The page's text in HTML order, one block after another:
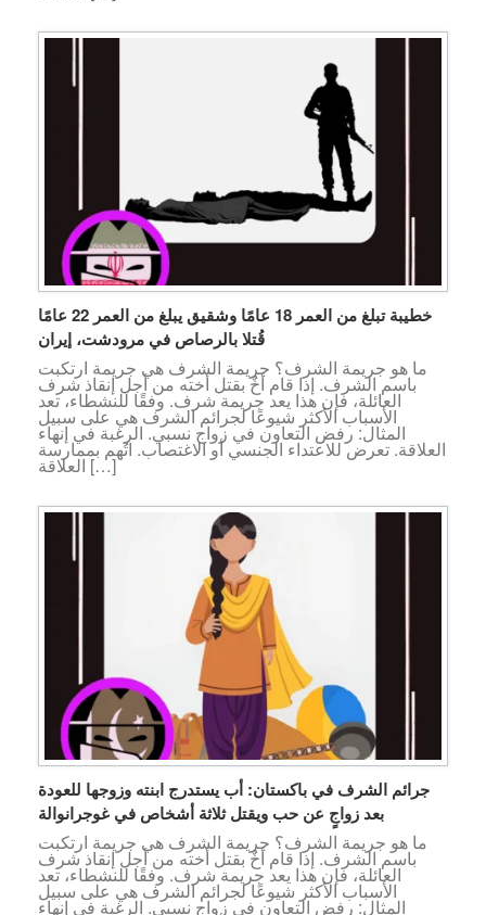
خطيبة تبلغ من العمر 18 عامًا وشقيق يبلغ من العمر 22 عامًا
قُتلا بالرصاص في مرودشت، إيران
ما هو جريمة الشرف؟ جريمة الشرف هي جريمة ارتكبت
باسم الشرف. إذا قام أخٌ بقتل أخته من أجل إنقاذ شرف
العائلة، فإن هذا يعد جريمة شرف. وفقًا للنشطاء، تعد
الأسباب الأكثر شيوعًا لجرائم الشرف هي على سبيل
المثال: رفض التعاون في زواج نسبي. الرغبة في إنهاء
العلاقة. تعرض للاعتداء الجنسي أو الاغتصاب. اتُهم بممارسة
العلاقة […]
جرائم الشرف في باكستان: أب يستدرج ابنته وزوجها للعودة
بعد زواجٍ عن حب ويقتل ثلاثة أشخاص في غوجرانوالة
ما هو جريمة الشرف؟ جريمة الشرف هي جريمة ارتكبت
باسم الشرف. إذا قام أخٌ بقتل أخته من أجل إنقاذ شرف
العائلة، فإن هذا يعد جريمة شرف. وفقًا للنشطاء، تعد
الأسباب الأكثر شيوعًا لجرائم الشرف هي على سبيل
المثال: رفض التعاون في زواج نسبي. الرغبة في إنهاء